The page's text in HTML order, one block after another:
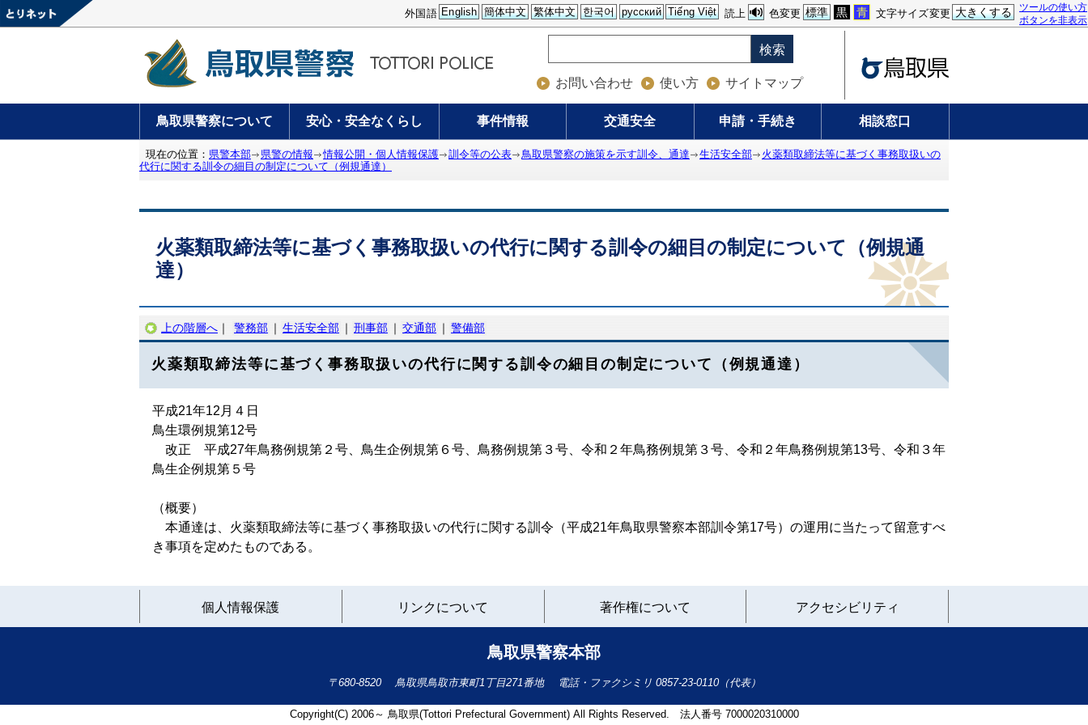
ツールの使い方
ボタンを非表示
文字サイズ変更 大きくする
色変更 標準 黒 青
読上
外国語 English 簡体中文 繁体中文 한국어 русский Tiếng Việt
検索
お問い合わせ 使い方 サイトマップ
鳥取県警察について 安心・安全なくらし 事件情報 交通安全 申請・手続き 相談窓口
現在の位置： 県警本部 県警の情報 情報公開・個人情報保護 訓令等の公表 鳥取県警察の施策を示す訓令、通達 生活安全部
火薬類取締法等に基づく事務取扱いの
代行に関する訓令の細目の制定について（例規通達）
火薬類取締法等に基づく事務取扱いの代行に関する訓令の細目の制定について（例規通
達）
上の階層へ ｜ 警務部 ｜ 生活安全部 ｜ 刑事部 ｜ 交通部 ｜ 警備部
火薬類取締法等に基づく事務取扱いの代行に関する訓令の細目の制定について（例規通達）
平成21年12月４日
鳥生環例規第12号
改正 平成27年鳥務例規第２号、鳥生企例規第６号、鳥務例規第３号、令和２年鳥務例規第３号、令和２年鳥務例規第13号、令和３年
鳥生企例規第５号
（概要）
本通達は、火薬類取締法等に基づく事務取扱いの代行に関する訓令（平成21年鳥取県警察本部訓令第17号）の運用に当たって留意すべ
き事項を定めたものである。
個人情報保護
と
へ
リンクについて 著作権について アクセシビリティ
鳥取県警察本部
〒680-8520 鳥取県鳥取市東町1丁目271番地電話・ファクシミリ 0857-23-0110（代表）
Copyright(C) 2006～ 鳥取県(Tottori Prefectural Government) All Rights Reserved. 法人番号 7000020310000